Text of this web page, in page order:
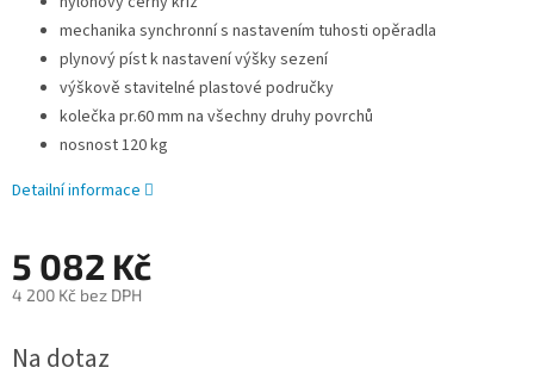
5 082 Kč
4 200 Kč bez DPH
cena:
Na dotaz
mechanika synchronní s nastavením tuhosti opěradla
plynový píst k nastavení výšky sezení
výškově stavitelné plastové područky
kolečka pr.60 mm na všechny druhy povrchů
nosnost 120 kg
Detailní informace